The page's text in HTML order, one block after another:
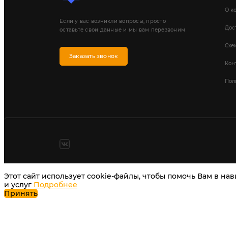
Если у вас возникли вопросы, просто
оставьте свои данные и мы вам перезвоним
Заказать звонок
О
Этот сайт использует cookie-файлы, чтобы помочь Вам в
и услуг Подробнее
Принять